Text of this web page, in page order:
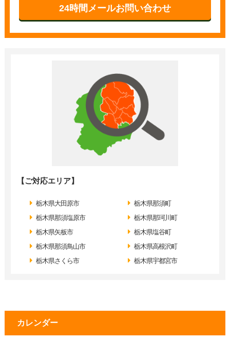
24時間メールお問い合わせ
【ご対応エリア】
栃木県大田原市
栃木県那須塩原市
栃木県矢板市
栃木県那須鳥山市
栃木県さくら市
栃木県那須町
栃木県那珂川町
栃木県塩谷町
栃木県高根沢町
栃木県宇都宮市
カレンダー